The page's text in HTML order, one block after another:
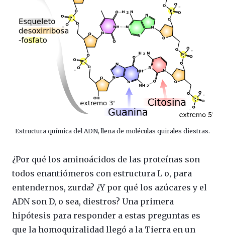
Estructura química del ADN, llena de moléculas quirales diestras.
¿Por qué los aminoácidos de las proteínas son
todos enantiómeros con estructura L o, para
entendernos, zurda? ¿Y por qué los azúcares y el
ADN son D, o sea, diestros? Una primera
hipótesis para responder a estas preguntas es
que la homoquiralidad llegó a la Tierra en un